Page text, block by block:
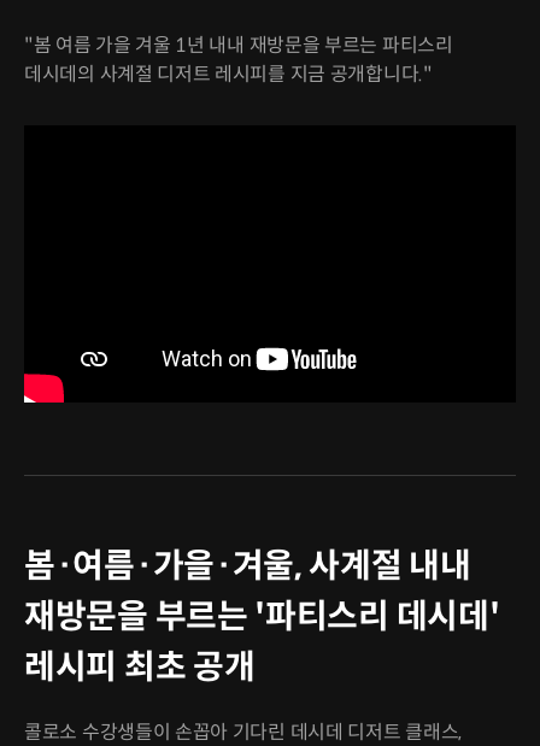
"봄 여름 가을 겨울 1년 내내 재방문을 부르는 파티스리
데시데의 사계절 디저트 레시피를 지금 공개합니다."
봄·여름·가을·겨울, 사계절 내내
재방문을 부르는 '파티스리 데시데'
레시피 최초 공개
콜로소 수강생들이 손꼽아 기다린 데시데 디저트 클래스,